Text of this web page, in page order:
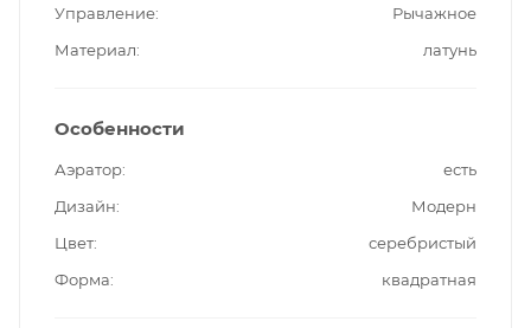
Управление
Рычажное
Материал
латунь
Особенности
Аэратор
есть
Дизайн
Модерн
Цвет
серебристый
Форма
квадратная